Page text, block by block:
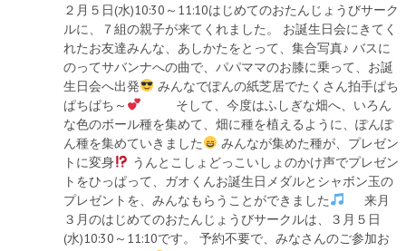
２月５日(水)10:30～11:10はじめてのおたんじょうびサーク
ルに、７組の親子が来てくれました。 お誕生日会にきてく
れたお友達みんな、あしかたをとって、集合写真♪ バスに
のってサバンナへの曲で、パパママのお膝に乗って、お誕
生日会へ出発
みんなでぽんの紙芝居でたくさん拍手ぱち
ぱちぱち～
そして、今度はふしぎな畑へ、いろん
な色のボール種を集めて、畑に種を植えるように、ぽんぽ
ん種を集めていきました
みんなが集めた種が、プレゼン
トに変身
うんとこしょどっこいしょのかけ声でプレゼン
トをひっぱって、ガオくんお誕生日メダルとシャボン玉の
プレゼントを、みんなもらうことができました
来月
３月のはじめてのおたんじょうびサークルは、３月５日
(水)10:30～11:10です。 予約不要で、みなさんのご参加お